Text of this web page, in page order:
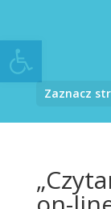
Otwórz pasek narzędzi
Zaznacz